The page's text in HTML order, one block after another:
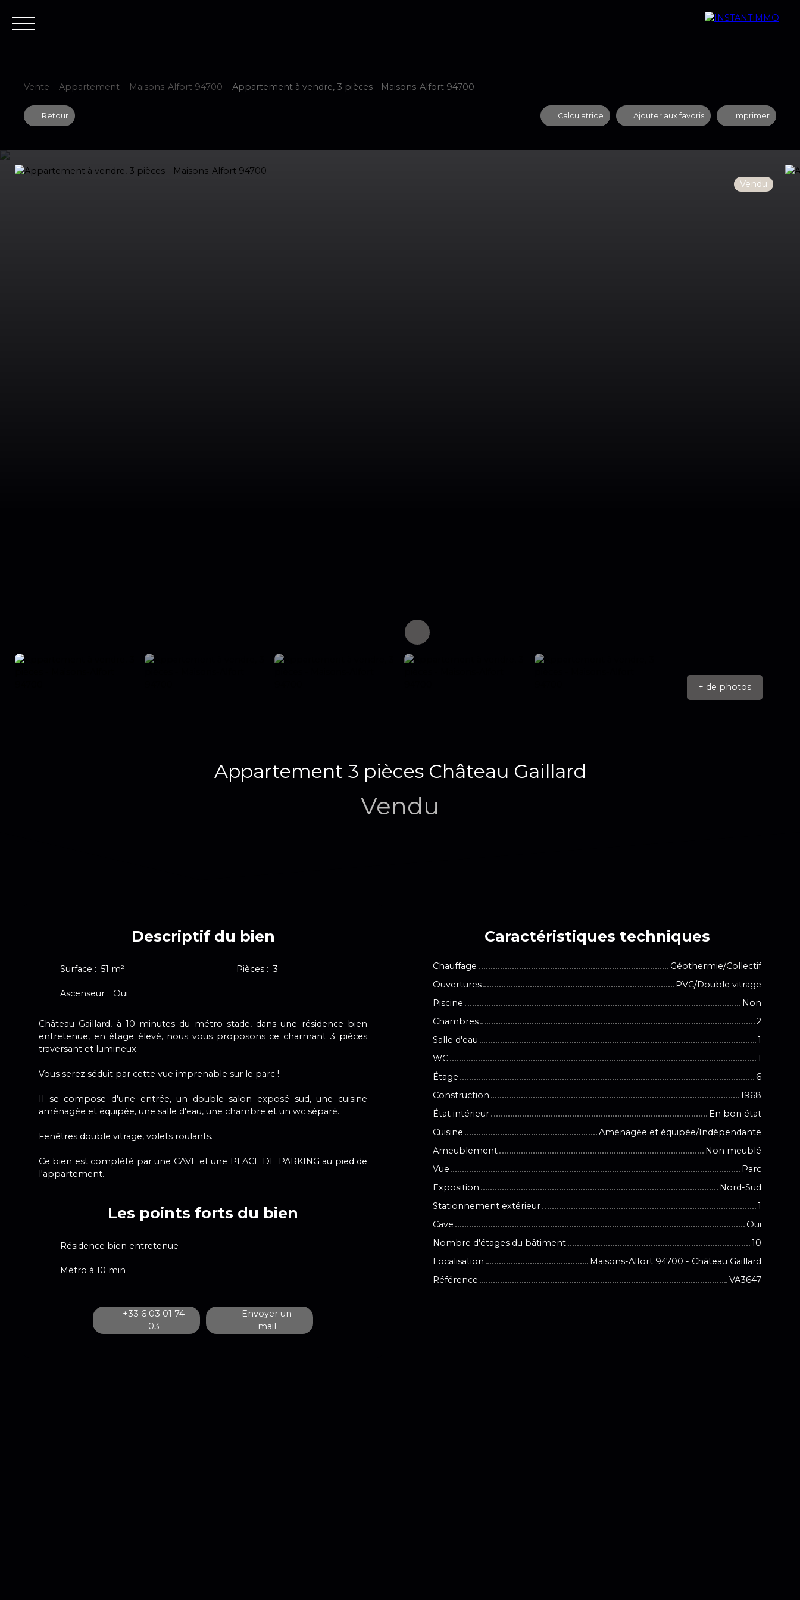
Estimer votre bien
Vente Appartement Maisons-Alfort 94700 Appartement à vendre, 3 pièces - Maisons-Alfort 94700
Retour Calculatrice Ajouter aux favoris Imprimer
Vendu
+ de photos
Appartement 3 pièces Château Gaillard
Vendu
Descriptif du bien
Surface : 51 m² Pièces : 3
Ascenseur : Oui
Château Gaillard, à 10 minutes du métro stade, dans une résidence bien
entretenue, en étage élevé, nous vous proposons ce charmant 3 pièces
traversant et lumineux.
Vous serez séduit par cette vue imprenable sur le parc !
Il se compose d'une entrée, un double salon exposé sud, une cuisine
aménagée et équipée, une salle d'eau, une chambre et un wc séparé.
Fenêtres double vitrage, volets roulants.
Ce bien est complété par une CAVE et une PLACE DE PARKING au pied de
l'appartement.
Les points forts du bien
Résidence bien entretenue
Métro à 10 min
+33 6 03 01 74
03
Envoyer un
mail
Caractéristiques techniques
Chauffage
Géothermie/Collectif
Ouvertures
PVC/Double vitrage
Piscine
Non
Chambres
2
Salle d'eau
1
WC
1
Étage
6
Construction
1968
État intérieur
En bon état
Cuisine
Aménagée et équipée/Indépendante
Ameublement
Non meublé
Vue
Parc
Exposition
Nord-Sud
Stationnement extérieur
1
Cave
Oui
Nombre d'étages du bâtiment
10
Localisation
Maisons-Alfort 94700 - Château Gaillard
Référence
VA3647